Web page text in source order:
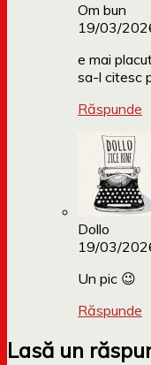
Om bun
19/03/
e mai
sa-l citesc
Răspunde
Dollo
19/03/
Un pic 😉
Răspunde
Lasă un